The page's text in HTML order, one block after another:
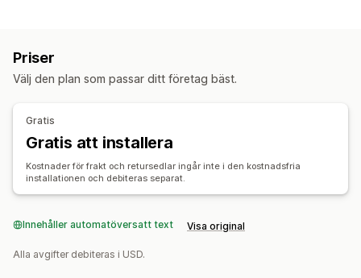
Priser
Välj den plan som passar ditt företag bäst.
Gratis
Gratis att installera
Kostnader för frakt och retursedlar ingår inte i den kostnadsfria
installationen och debiteras separat.
Innehåller automatöversatt text Visa original
Alla avgifter debiteras i USD.